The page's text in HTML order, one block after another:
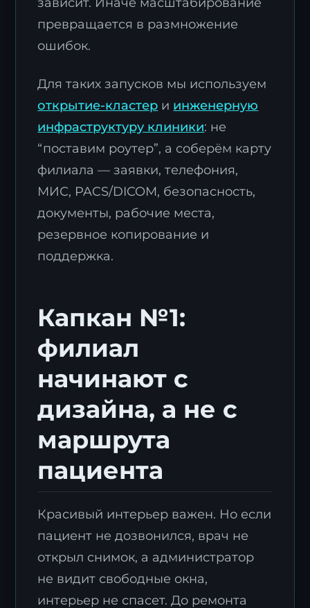
превращается в размножение
ошибок.
Для таких запусков мы используем
открытие-кластер и инженерную
инфраструктуру клиники: не
“поставим роутер”, а соберём карту
филиала — заявки, телефония,
МИС, PACS/DICOM, безопасность,
документы, рабочие места,
резервное копирование и
поддержка.
Капкан №1:
филиал
начинают с
дизайна, а не с
маршрута
пациента
Красивый интерьер важен. Но если
пациент не дозвонился, врач не
открыл снимок, а администратор
не видит свободные окна,
интерьер не спасет. До ремонта